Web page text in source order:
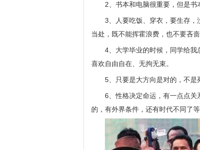
2、书本和电脑很重要，但是书
3、人要吃饭、穿衣，要生存
当处，既不能挥霍浪费，也不要吝
4、大学毕业的时候，同学给我
喜欢自由自在、无拘无束。
5、只要是大方向是对的，不是
6、性格决定命运，有一点点
的，有外界条件，还有时代不同了等